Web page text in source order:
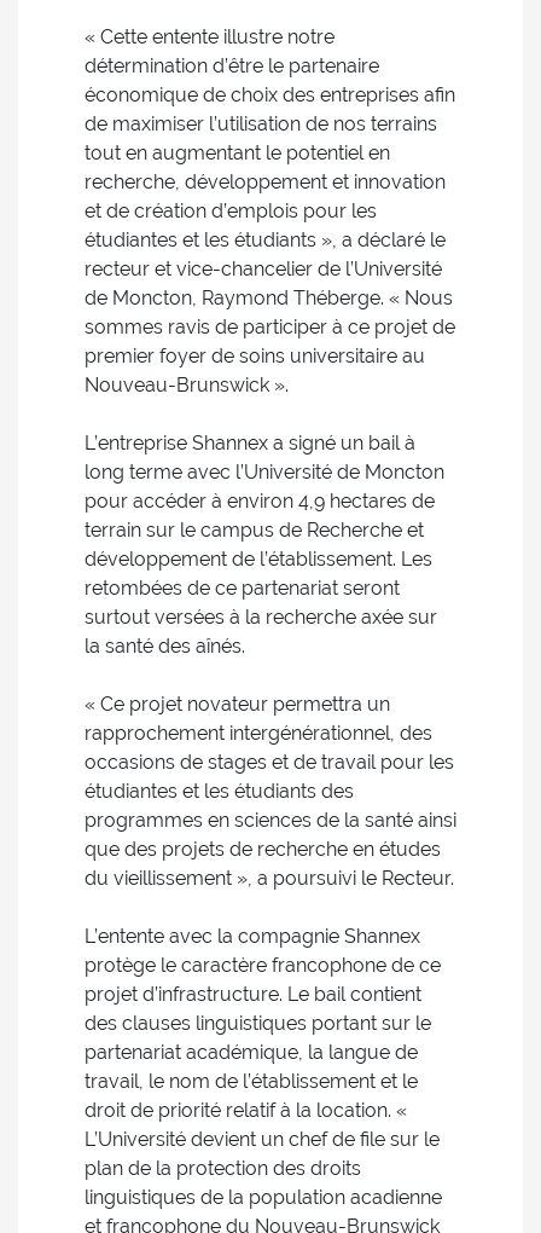
« Cette entente illustre notre
détermination d’être le partenaire
économique de choix des entreprises afin
de maximiser l’utilisation de nos terrains
tout en augmentant le potentiel en
recherche, développement et innovation
et de création d’emplois pour les
étudiantes et les étudiants », a déclaré le
recteur et vice-chancelier de l’Université
de Moncton, Raymond Théberge. « Nous
sommes ravis de participer à ce projet de
premier foyer de soins universitaire au
Nouveau-Brunswick ».
L’entreprise Shannex a signé un bail à
long terme avec l’Université de Moncton
pour accéder à environ 4,9 hectares de
terrain sur le campus de Recherche et
développement de l’établissement. Les
retombées de ce partenariat seront
surtout versées à la recherche axée sur
la santé des aînés.
« Ce projet novateur permettra un
rapprochement intergénérationnel, des
occasions de stages et de travail pour les
étudiantes et les étudiants des
programmes en sciences de la santé ainsi
que des projets de recherche en études
du vieillissement », a poursuivi le Recteur.
L’entente avec la compagnie Shannex
protège le caractère francophone de ce
projet d’infrastructure. Le bail contient
des clauses linguistiques portant sur le
partenariat académique, la langue de
travail, le nom de l’établissement et le
droit de priorité relatif à la location. «
L’Université devient un chef de file sur le
plan de la protection des droits
linguistiques de la population acadienne
et francophone du Nouveau-Brunswick